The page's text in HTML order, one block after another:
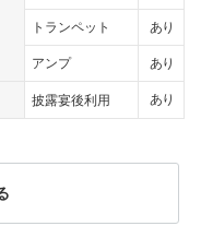
トランペット あり
アンプ あり
披露宴後利用 あり